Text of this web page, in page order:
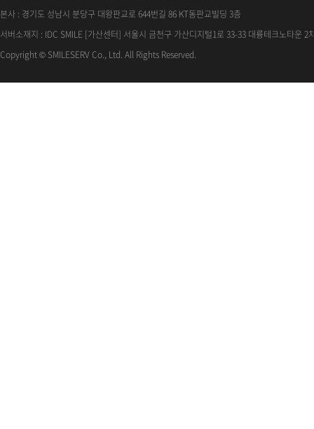
본사 : 경기도 성남시 분당구 대왕판교로 644번길 86 KT동판교빌딩 3층
서버소재지 : IDC SMILE [가산센터] 서울시 금천구 가산디지털1로 33-33 대륭테크노타운 2
Copyright © SMILESERV Co., Ltd. All Rights Reserved.